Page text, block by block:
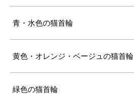
青・水色の猫首輪
黄色・オレンジ・ベージュの猫首輪
緑色の猫首輪